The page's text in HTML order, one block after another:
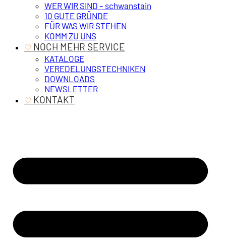
WER WIR SIND – schwanstain
10 GUTE GRÜNDE
FÜR WAS WIR STEHEN
KOMM ZU UNS
♡ ‎ NOCH MEHR SERVICE
KATALOGE
VEREDELUNGSTECHNIKEN
DOWNLOADS
NEWSLETTER
♡ ‎ KONTAKT